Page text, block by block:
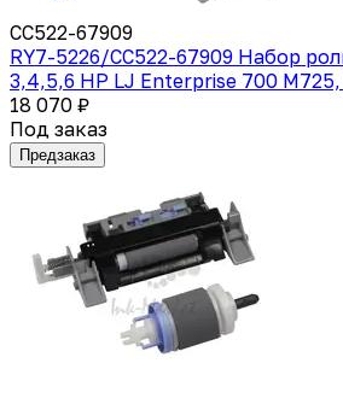
CC522-67909
RY7-5226/CC522-67909 Набор
3,4,5,6 HP LJ Enterprise 700
18 070 ₽
Под заказ
Предзаказ